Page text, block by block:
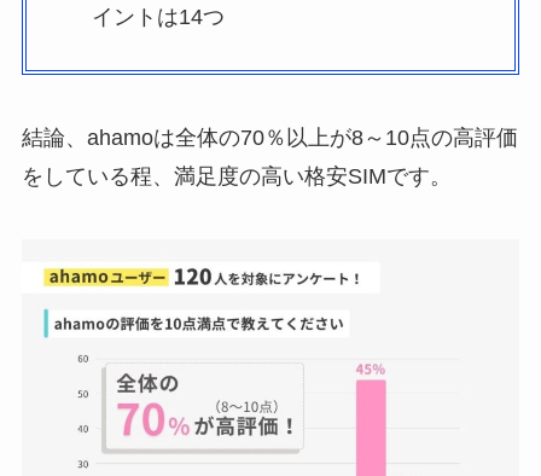
イントは14つ
結論、ahamoは全体の70％以上が8～10点の高評価
をしている程、満足度の高い格安SIMです。